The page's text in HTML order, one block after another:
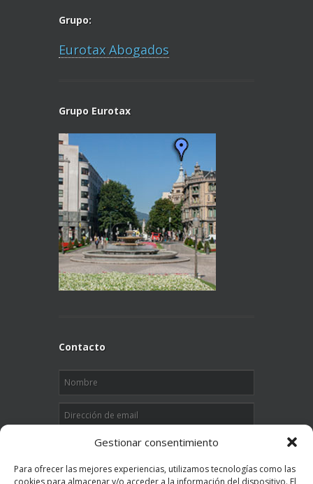
Gestionar consentimiento
Para ofrecer las mejores experiencias, utilizamos tecnologías como las
cookies para almacenar y/o acceder a la información del dispositivo. El
Grupo:
Eurotax Abogados
Grupo Eurotax
Contacto